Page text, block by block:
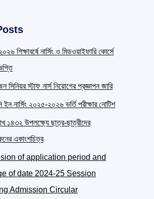
শিক্ষাবর্ষে নার্সিং ও মিডওয়াইফারি কোর্সে
সিনিয়র স্টাফ নার্স নিয়োগের প্রজ্ঞাপন জারি
নার্সিং ২০২৫-২০২৬ ভর্তি পরীক্ষার নোটিশ
১৪৩২ উপলক্ষ্যে ছাত্র-ছাত্রীদের
একাংশচিত্র
of application period and
of date 2024-25 Session
Admission Circular